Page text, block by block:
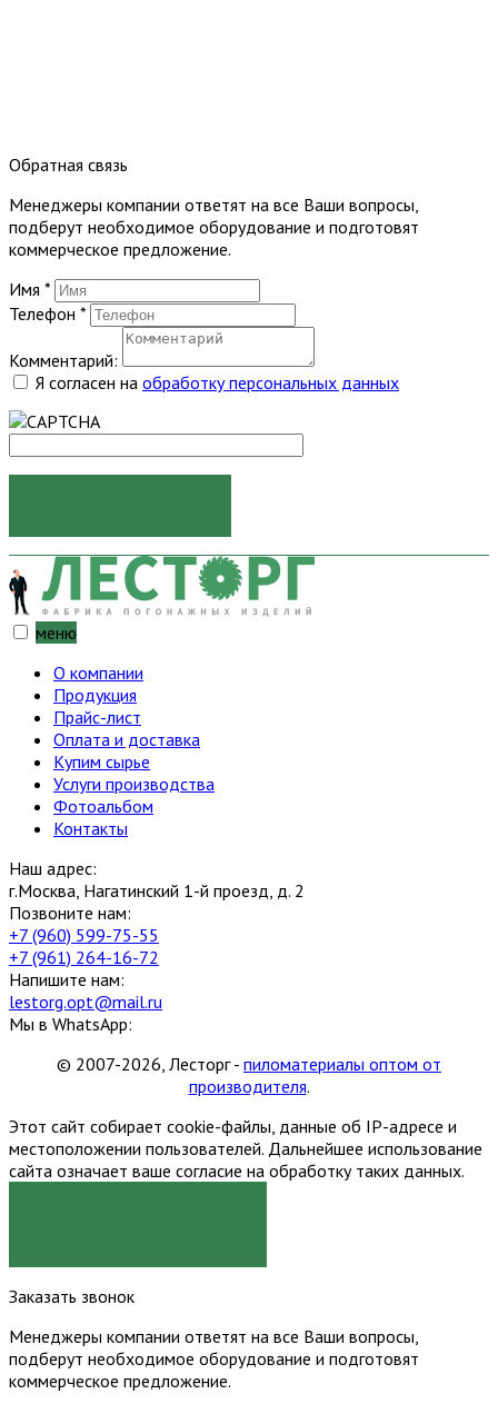
Обратная связь
Менеджеры компании ответят на все Ваши вопросы,
подберут необходимое оборудование и подготовят
коммерческое предложение.
Имя *
Телефон *
Комментарий:
Я согласен на обработку персональных данных
меню
О компании
Продукция
Прайс-лист
Оплата и доставка
Купим сырье
Услуги производства
Фотоальбом
Контакты
Наш адрес:
г.Москва, Нагатинский 1-й проезд, д. 2
Позвоните нам:
+7 (960) 599-75-55
+7 (961) 264-16-72
Напишите нам:
lestorg.opt@mail.ru
Мы в WhatsApp:
© 2007-2026, Лесторг - пиломатериалы оптом от
производителя.
Этот сайт собирает cookie-файлы, данные об IP-адресе и
местоположении пользователей. Дальнейшее использование
сайта означает ваше согласие на обработку таких данных.
Заказать звонок
Менеджеры компании ответят на все Ваши вопросы,
подберут необходимое оборудование и подготовят
коммерческое предложение.